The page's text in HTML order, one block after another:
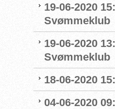
19-06-2020
Svømmeklub
19-06-2020
Svømmeklub
18-06-2020
04-06-2020